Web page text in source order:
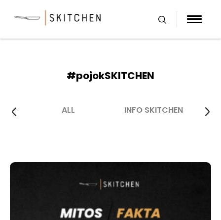
#pojokSKITCHEN
ALL INFO SKITCHEN